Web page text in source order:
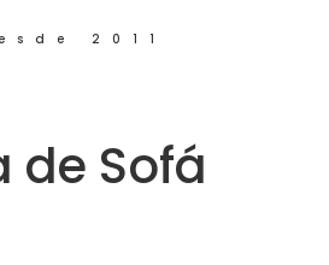
2011
de Sofá